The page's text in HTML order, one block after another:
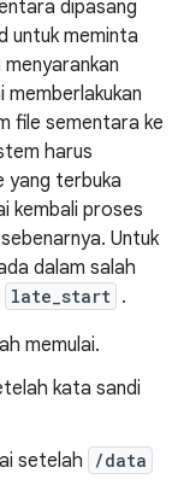
dipasang
untuk meminta
memberlakukan
file sementara ke
harus
yang terbuka
kembali proses
Untuk
dalam salah
late_start .
memulai.
kata sandi
setelah /data